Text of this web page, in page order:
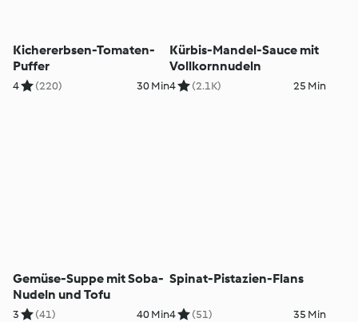
Kichererbsen-Tomaten-
Puffer
4 (220) 30 Min
Kürbis-Mandel-Sauce mit
Vollkornnudeln
4 (2.1K) 25 Min
Gemüse-Suppe mit Soba-
Nudeln und Tofu
3 (41) 40 Min
Spinat-Pistazien-Flans
4 (51) 35 Min